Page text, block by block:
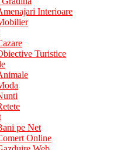
Interioare
Turistice
pe Net
Online